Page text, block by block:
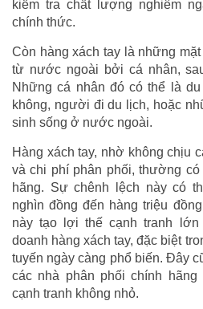
kiểm tra chất lượng nghiêm
chính thức.
Còn hàng xách tay là những
từ nước ngoài bởi cá nhân,
Những cá nhân đó có thể là
không, người đi du lịch, hoặc
sinh sống ở nước ngoài.
Hàng xách tay, nhờ không chịu
và chi phí phân phối, thường
hãng. Sự chênh lệch này có
nghìn đồng đến hàng triệu
này tạo lợi thế cạnh tranh
doanh hàng xách tay, đặc biệt
tuyến ngày càng phổ biến. Đây
các nhà phân phối chính
cạnh tranh không nhỏ.